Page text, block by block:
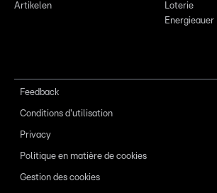
Artikelen
Loterie
Energieauer
Feedback
Conditions d'utilisation
Privacy
Politique en matière de cookies
Gestion des cookies